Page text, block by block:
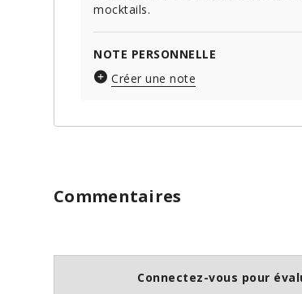
mocktails.
NOTE PERSONNELLE
Créer une note
Commentaires
Connectez-vous pour